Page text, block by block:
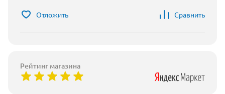
Отложить Сравнить
Рейтинг магазина